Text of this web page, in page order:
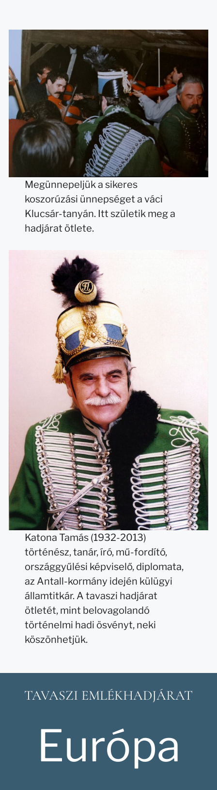
Megünnepeljük a sikeres
koszorúzási ünnepséget a váci
Klucsár-tanyán. Itt születik meg a
hadjárat ötlete.
Katona Tamás (1932-2013)
történész, tanár, író, mű-fordító,
országgyűlési képviselő, diplomata,
az Antall-kormány idején külügyi
államtitkár. A tavaszi hadjárat
ötletét, mint belovagolandó
történelmi hadi ösvényt, neki
köszönhetjük.
TAVASZI EMLÉKHADJÁRAT
Európa